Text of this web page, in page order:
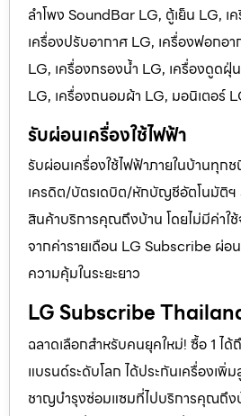
ลำโพง SoundBar LG, ตู้เย็น LG, เ
เครื่องปรับอากาศ LG, เครื่องฟอกอ
LG, เครื่องกรองน้ำ LG, เครื่องดูดฝุ่
LG, เครื่องถนอมผ้า LG, มอนิเตอร์
รับผ่อนเครื่องใช้ไฟฟ้า
รับผ่อนเครื่องใช้ไฟฟ้าภายในบ้านทุก
เครดิต/บัตรเดบิต/หักบัญชีอัตโนมัติฯ
สินค้าบริการคุณถึงบ้าน โดยไม่มีค่าใ
จากค่ารายเดือน LG Subscribe ผ่อ
ความคุ้มในระยะยาว
LG Subscribe
ฉลาดเลือกสำหรับคนยุคใหม่! ซื้อ 1 ไ
แบรนด์ระดับโลก ได้ประกันเครื่องเพิ่
ชาญบำรุงซ่อมแซมที่ไปบริการคุณถึง